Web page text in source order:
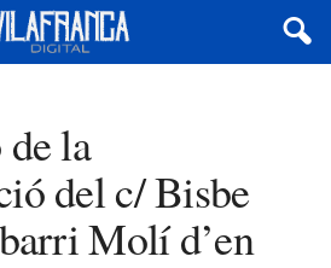
la
del c/ Bisbe
Molí d’en